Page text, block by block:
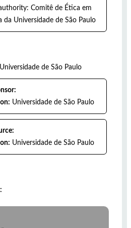
Comitê de Ética em
da Universidade de São Paulo
Universidade de São Paulo
Universidade de São Paulo
Universidade de São Paulo